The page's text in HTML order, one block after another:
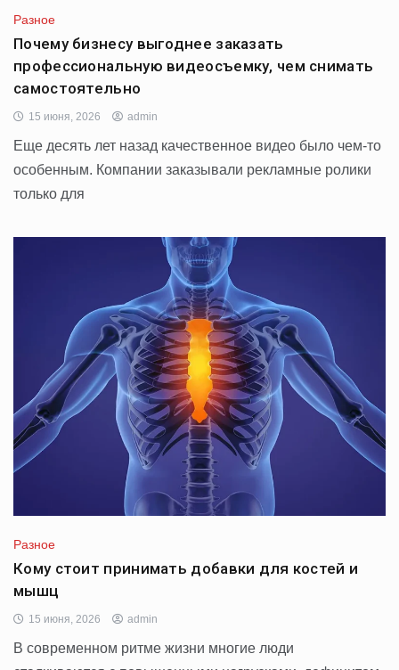
Разное
Почему бизнесу выгоднее заказать
профессиональную видеосъемку, чем снимать
самостоятельно
15 июня, 2026 admin
Еще десять лет назад качественное видео было чем-то
особенным. Компании заказывали рекламные ролики
только для
Разное
Кому стоит принимать добавки для костей и
мышц
15 июня, 2026 admin
В современном ритме жизни многие люди